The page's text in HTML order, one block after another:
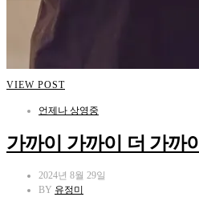
VIEW POST
언제나 상영중
가까이 가까이 더 가까이
2024년 8월 29일
BY 유정미